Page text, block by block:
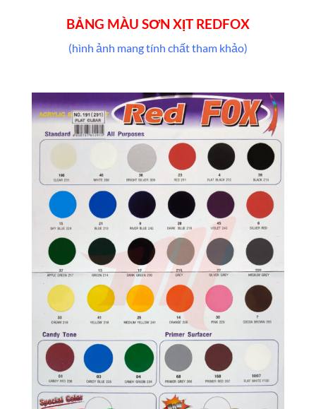
BẢNG MÀU SƠN XỊT REDFOX
(hình ảnh mang tính chất tham khảo)